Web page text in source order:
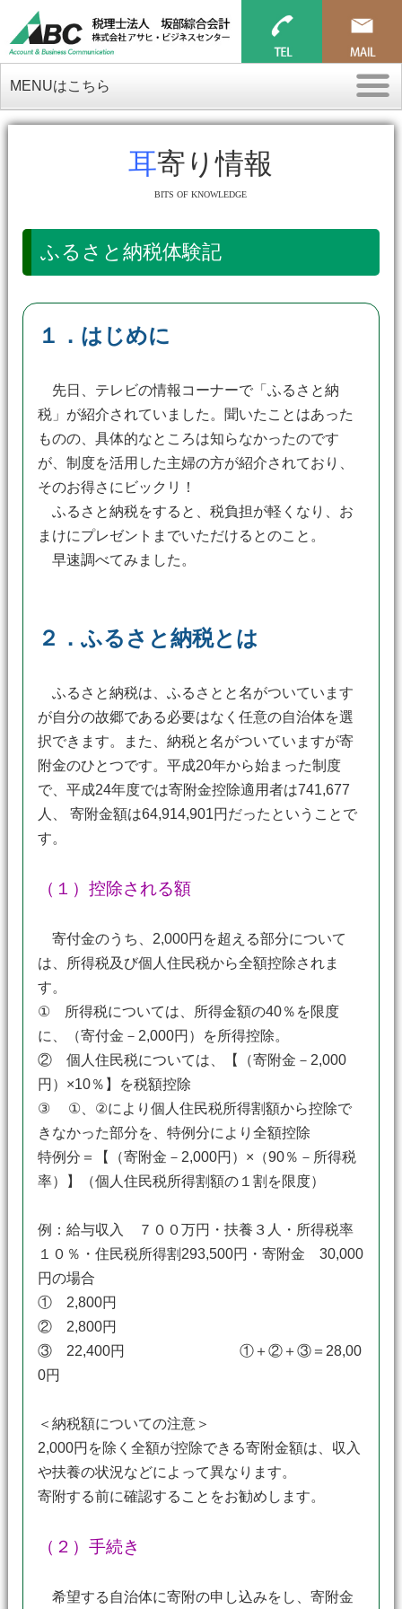
MENUはこちら
耳寄り情報
BITS OF KNOWLEDGE
ふるさと納税体験記
１．はじめに
先日、テレビの情報コーナーで「ふるさと納
税」が紹介されていました。聞いたことはあった
ものの、具体的なところは知らなかったのです
が、制度を活用した主婦の方が紹介されており、
そのお得さにビックリ！
ふるさと納税をすると、税負担が軽くなり、お
まけにプレゼントまでいただけるとのこと。
早速調べてみました。
２．ふるさと納税とは
ふるさと納税は、ふるさとと名がついています
が自分の故郷である必要はなく任意の自治体を選
択できます。また、納税と名がついていますが寄
附金のひとつです。平成20年から始まった制度
で、平成24年度では寄附金控除適用者は741,677
人、 寄附金額は64,914,901円だったということで
す。
（１）控除される額
寄付金のうち、2,000円を超える部分について
は、所得税及び個人住民税から全額控除されま
す。
① 所得税については、所得金額の40％を限度
に、（寄付金－2,000円）を所得控除。
② 個人住民税については、【（寄附金－2,000
円）×10％】を税額控除
③ ①、②により個人住民税所得割額から控除で
きなかった部分を、特例分により全額控除
特例分＝【（寄附金－2,000円）×（90％－所得税
率）】（個人住民税所得割額の１割を限度）
例：給与収入 ７００万円・扶養３人・所得税率
１０％・住民税所得割293,500円・寄附金 30,000
円の場合
① 2,800円
② 2,800円
③ 22,400円 ①＋②＋③＝28,00
0円
＜納税額についての注意＞
2,000円を除く全額が控除できる寄附金額は、収入
や扶養の状況などによって異なります。
寄附する前に確認することをお勧めします。
（２）手続き
希望する自治体に寄附の申し込みをし、寄附金